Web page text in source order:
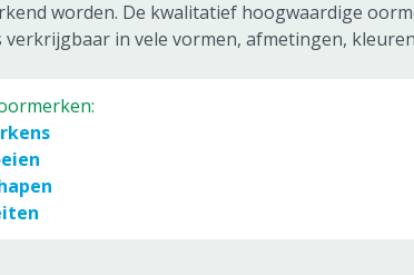
worden. De kwalitatief hoogwaardige
verkrijgbaar in vele vormen, afmetingen,